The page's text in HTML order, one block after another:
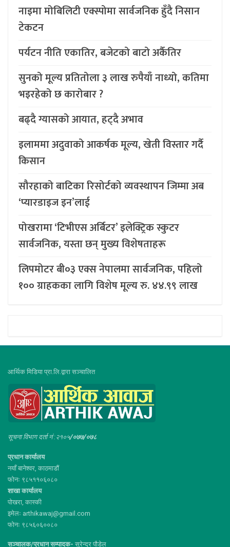
नाइमा मोबिलिटी एक्स्पोमा सार्वजनिक हुँदै निसान
टेकटन
पर्यटन नीति एकातिर, बजेटको बाटो अर्कैतिर
सुनको मूल्य प्रतितोला ३ लाख रुपैयाँ नाध्यो, कतिमा
भइरहेको छ कारोबार ?
बढ्दै ग्यासको आयात, हट्दै अभाव
इलाममा अदुवाको आकर्षक मूल्य, खेती विस्तार गर्दै
किसान
सौरहाको बाटिका रिसोर्टको व्यवस्थापन जिम्मा अब
‘प्यारडाइज इन’लाई
पोखरामा ‘टिभीएस अर्बिटर’ इलेक्ट्रिक स्कुटर
सार्वजनिक, यस्ता छन् मुख्य विशेषताहरू
लिपमोटर बी०३ एक्स नेपालमा सार्वजनिक, पहिलो
१०० ग्राहकका लागि विशेष मूल्य रु. ४४.९९ लाख
आर्थिक मिडिया प्रा.लि.द्वारा सञ्चालित
सूचना विभाग दर्ता नं :२१०५/०७७/०७८
प्रधान कार्यालय
नयाँ बानेश्वर, काठमाडौं
फोनः ९८५११०६०८०
शाखा कार्यालय
पोखरा, कास्की
इमेलः arthikawaj@gmail.com
फोनः ९८५६०६००८०
सञ्चालक/प्रधान सम्पादक- सुरेन्द्र पौडेल